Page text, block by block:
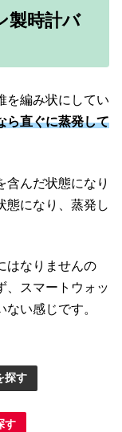
製時計バ
を編み状にしてい
ら直ぐに蒸発して
含んだ状態になり
態になり、蒸発し
はなりませんの
、スマートウォッ
い感じです。
探す
す